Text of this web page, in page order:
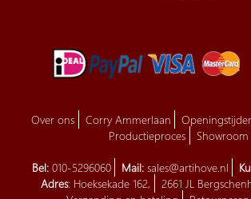
Over ons Corry Ammerlaan
Productieproces
Showroom
Bel: 010-5296060 Mail: sales@artihove.nl
Adres: Hoeksekade 162, 2661 JL